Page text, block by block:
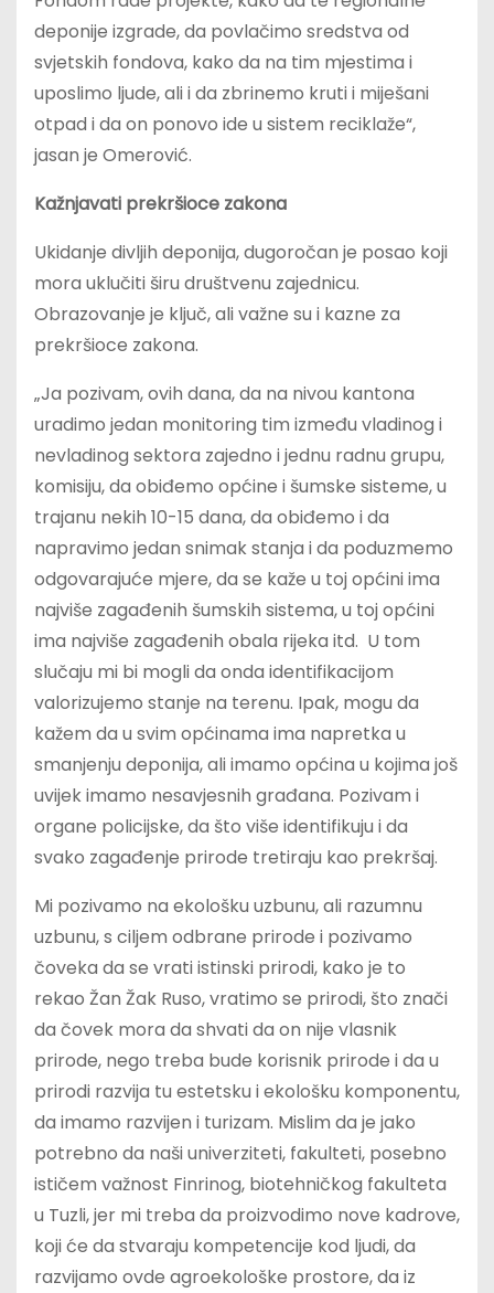
deponije izgrade, da povlačimo sredstva od
svjetskih fondova, kako da na tim mjestima i
uposlimo ljude, ali i da zbrinemo kruti i miješani
otpad i da on ponovo ide u sistem reciklaže“,
jasan je Omerović.
Kažnjavati prekršioce zakona
Ukidanje divljih deponija, dugoročan je posao koji
mora uklučiti širu društvenu zajednicu.
Obrazovanje je ključ, ali važne su i kazne za
prekršioce zakona.
„Ja pozivam, ovih dana, da na nivou kantona
uradimo jedan monitoring tim između vladinog i
nevladinog sektora zajedno i jednu radnu grupu,
komisiju, da obiđemo općine i šumske sisteme, u
trajanu nekih 10-15 dana, da obiđemo i da
napravimo jedan snimak stanja i da poduzmemo
odgovarajuće mjere, da se kaže u toj općini ima
najviše zagađenih šumskih sistema, u toj općini
ima najviše zagađenih obala rijeka itd. U tom
slučaju mi bi mogli da onda identifikacijom
valorizujemo stanje na terenu. Ipak, mogu da
kažem da u svim općinama ima napretka u
smanjenju deponija, ali imamo općina u kojima još
uvijek imamo nesavjesnih građana. Pozivam i
organe policijske, da što više identifikuju i da
svako zagađenje prirode tretiraju kao prekršaj.
Mi pozivamo na ekološku uzbunu, ali razumnu
uzbunu, s ciljem odbrane prirode i pozivamo
čoveka da se vrati istinski prirodi, kako je to
rekao Žan Žak Ruso, vratimo se prirodi, što znači
da čovek mora da shvati da on nije vlasnik
prirode, nego treba bude korisnik prirode i da u
prirodi razvija tu estetsku i ekološku komponentu,
da imamo razvijen i turizam. Mislim da je jako
potrebno da naši univerziteti, fakulteti, posebno
ističem važnost Finrinog, biotehničkog fakulteta
u Tuzli, jer mi treba da proizvodimo nove kadrove,
koji će da stvaraju kompetencije kod ljudi, da
razvijamo ovde agroekološke prostore, da iz